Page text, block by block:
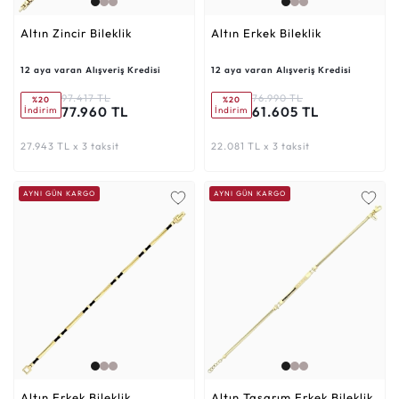
Altın Zincir Bileklik
12 aya varan Alışveriş Kredisi
%20
İndirim
97.417 TL
77.960 TL
27.943 TL x 3 taksit
Altın Erkek Bileklik
12 aya varan Alışveriş Kredisi
%20
İndirim
76.990 TL
61.605 TL
22.081 TL x 3 taksit
AYNI GÜN KARGO AYNI GÜN KARGO